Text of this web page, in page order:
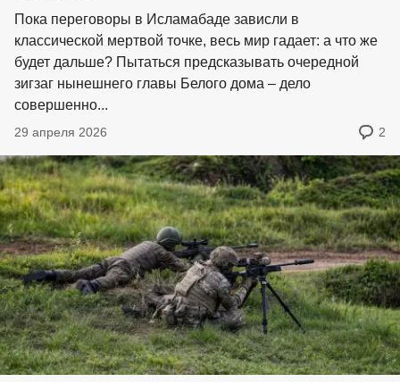
Пока переговоры в Исламабаде зависли в
классической мертвой точке, весь мир гадает: а что же
будет дальше? Пытаться предсказывать очередной
зигзаг нынешнего главы Белого дома – дело
совершенно...
29 апреля 2026 2